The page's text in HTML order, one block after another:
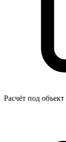
Расчёт под объект